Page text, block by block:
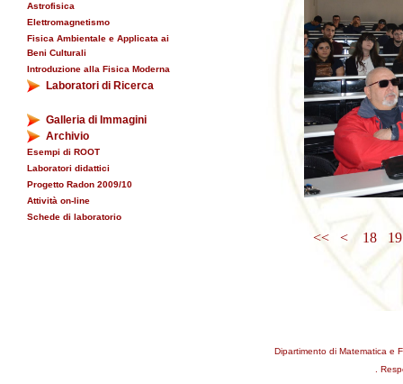
Astrofisica
Elettromagnetismo
Fisica Ambientale e Applicata ai
Beni Culturali
Introduzione alla Fisica Moderna
Laboratori di Ricerca
Galleria di Immagini
Archivio
Esempi di ROOT
Laboratori didattici
Progetto Radon 2009/10
Attività on-line
Schede di laboratorio
<< < 18
Dipartimento di Matematica e
.